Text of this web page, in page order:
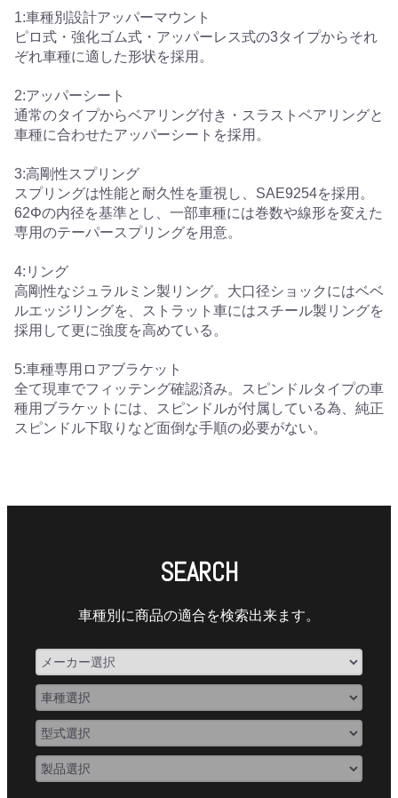
1:車種別設計アッパーマウント
ピロ式・強化ゴム式・アッパーレス式の3タイプからそれ
ぞれ車種に適した形状を採用。
2:アッパーシート
通常のタイプからベアリング付き・スラストベアリングと
車種に合わせたアッパーシートを採用。
3:高剛性スプリング
スプリングは性能と耐久性を重視し、SAE9254を採用。
62Φの内径を基準とし、一部車種には巻数や線形を変えた
専用のテーパースプリングを用意。
4:リング
高剛性なジュラルミン製リング。大口径ショックにはベベ
ルエッジリングを、ストラット車にはスチール製リングを
採用して更に強度を高めている。
5:車種専用ロアブラケット
全て現車でフィッテング確認済み。スピンドルタイプの車
種用ブラケットには、スピンドルが付属している為、純正
スピンドル下取りなど面倒な手順の必要がない。
SEARCH
車種別に商品の適合を検索出来ます。